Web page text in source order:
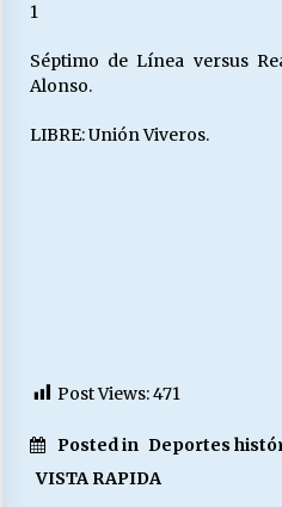
1
Séptimo de Línea versus
Alonso.
LIBRE: Unión Viveros.
Post Views:471
Posted in Deportes
VISTA RAPIDA